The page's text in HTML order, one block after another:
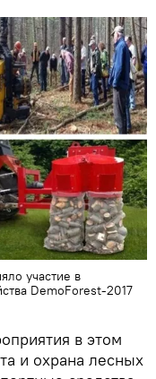
участие в
DemoForest-2017
в этом
и охрана лесных